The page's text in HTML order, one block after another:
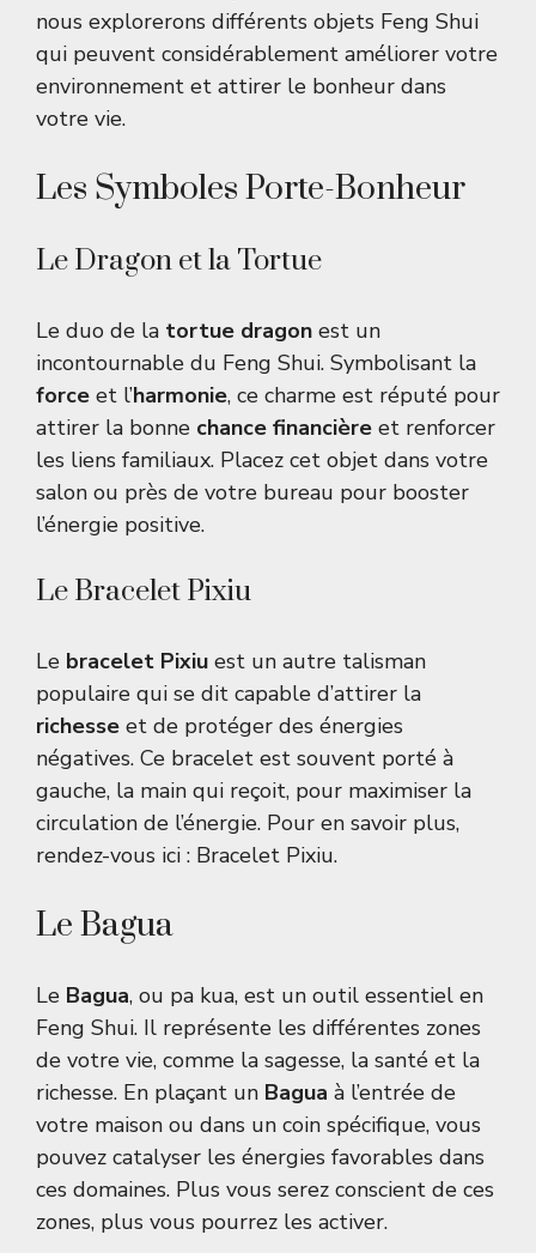
nous explorerons différents objets Feng Shui
qui peuvent considérablement améliorer votre
environnement et attirer le bonheur dans
votre vie.
Les Symboles Porte-Bonheur
Le Dragon et la Tortue
Le duo de la tortue dragon est un
incontournable du Feng Shui. Symbolisant la
force et l’harmonie, ce charme est réputé pour
attirer la bonne chance financière et renforcer
les liens familiaux. Placez cet objet dans votre
salon ou près de votre bureau pour booster
l’énergie positive.
Le Bracelet Pixiu
Le bracelet Pixiu est un autre talisman
populaire qui se dit capable d’attirer la
richesse et de protéger des énergies
négatives. Ce bracelet est souvent porté à
gauche, la main qui reçoit, pour maximiser la
circulation de l’énergie. Pour en savoir plus,
rendez-vous ici : Bracelet Pixiu.
Le Bagua
Le Bagua, ou pa kua, est un outil essentiel en
Feng Shui. Il représente les différentes zones
de votre vie, comme la sagesse, la santé et la
richesse. En plaçant un Bagua à l’entrée de
votre maison ou dans un coin spécifique, vous
pouvez catalyser les énergies favorables dans
ces domaines. Plus vous serez conscient de ces
zones, plus vous pourrez les activer.